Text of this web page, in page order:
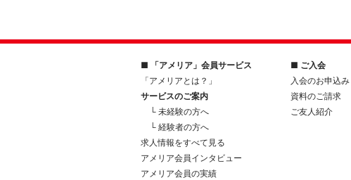
■ 「アメリア」会員サービス
「アメリアとは？」
サービスのご案内
└ 未経験の方へ
└ 経験者の方へ
求人情報をすべて見る
アメリア会員インタビュー
アメリア会員の実績
■ ご入会
入会のお申込み
資料のご請求
ご友人紹介